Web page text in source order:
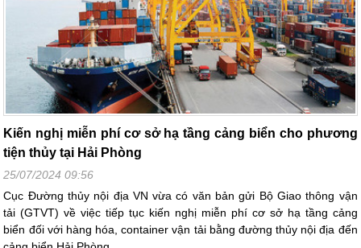
Kiến nghị miễn phí cơ sở hạ tầng cảng biển cho phương
tiện thủy tại Hải Phòng
25/07/2024 09:56
Cục Đường thủy nội địa VN vừa có văn bản gửi Bộ Giao thông vận
tải (GTVT) về việc tiếp tục kiến nghị miễn phí cơ sở hạ tầng cảng
biển đối với hàng hóa, container vận tải bằng đường thủy nội địa đến